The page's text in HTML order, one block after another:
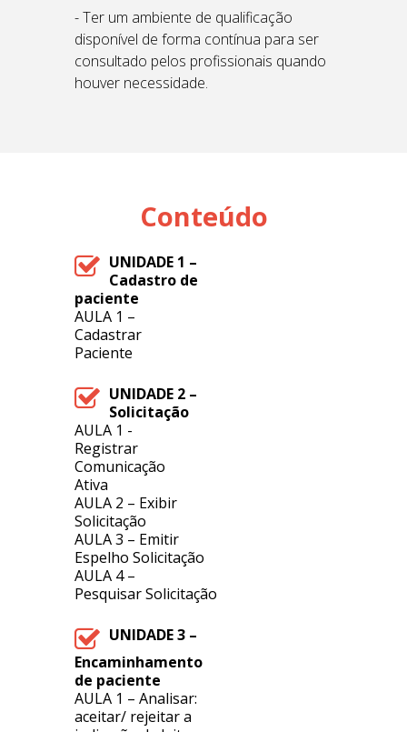
- Ter um ambiente de qualificação
disponível de forma contínua para ser
consultado pelos profissionais quando
houver necessidade.
Conteúdo
UNIDADE 1 –
Cadastro de
paciente
AULA 1 –
Cadastrar
Paciente
UNIDADE 2 –
Solicitação
AULA 1 -
Registrar
Comunicação
Ativa
AULA 2 – Exibir
Solicitação
AULA 3 – Emitir
Espelho Solicitação
AULA 4 –
Pesquisar Solicitação
UNIDADE 3 –
Encaminhamento
de paciente
AULA 1 –Analisar:
aceitar/ rejeitar a